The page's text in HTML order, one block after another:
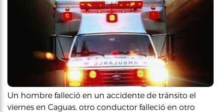
Un hombre falleció en un accidente de tránsito el
viernes en Caguas, otro conductor falleció en otro